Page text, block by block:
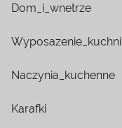
Dom_i_wnetrze
Wyposazenie_kuchni
Naczynia_kuchenne
Karafki